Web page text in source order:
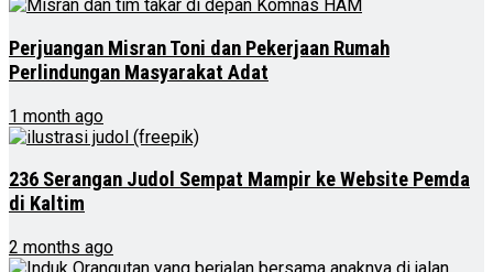
Perjuangan Misran Toni dan Pekerjaan Rumah
Perlindungan Masyarakat Adat
1 month ago
236 Serangan Judol Sempat Mampir ke Website Pemda
di Kaltim
2 months ago